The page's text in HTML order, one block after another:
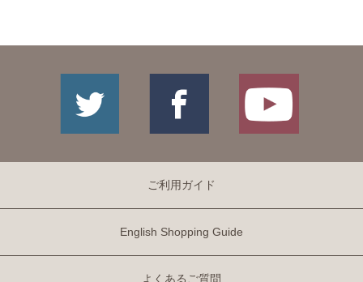
ご利用ガイド
English Shopping Guide
よくあるご質問